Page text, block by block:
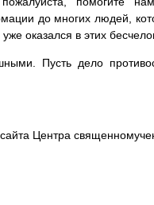
до многих людей,
оказался в этих
Пусть дело
Центра